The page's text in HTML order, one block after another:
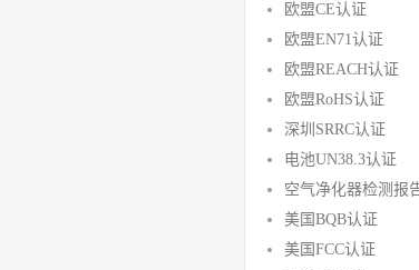
欧盟CE认证
欧盟EN71认证
欧盟REACH认证
欧盟RoHS认证
深圳SRRC认证
电池UN38.3认证
空气净化器检测报
美国BQB认证
美国FCC认证